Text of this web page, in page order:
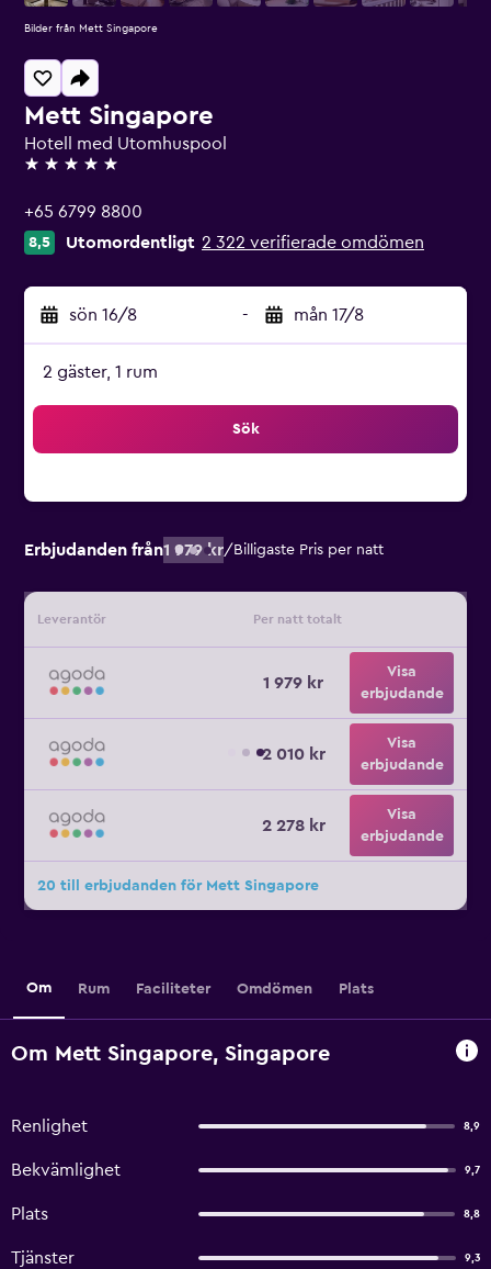
Mett Singapore
Hotell med Utomhuspool
5 stjärnor
+65 6799 8800
8,5 Utomordentligt 2 322 verifierade omdömen
sön 16/8 - mån 17/8
2 gäster, 1 rum
Sök
Erbjudanden från1 979 kr/ Billigaste Pris per natt
Leverantör Per natt totalt
1 979 kr
Visa
erbjudande
2 010 kr
Visa
erbjudande
2 278 kr
Visa
erbjudande
20 till erbjudanden för Mett Singapore
Bilder från Mett Singapore
Om Rum Faciliteter Omdömen Plats
Om Mett Singapore, Singapore
Renlighet 8,9
Bekvämlighet 9,7
Plats 8,8
Tjänster 9,3